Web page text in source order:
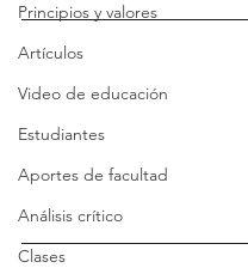
Principios y valores
Artículos
Video de educación
Estudiantes
Aportes de facultad
Análisis crítico
Clases